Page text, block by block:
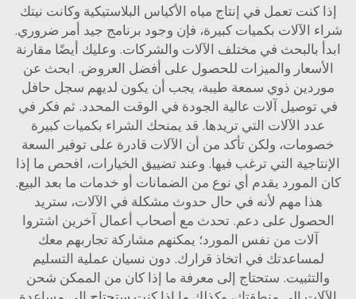
كنت تعمل في إنتاج مياه الأكياس البلاستيكية وكانت نيتك
الآلات بكميات كبيرة، فإن وجود برنامج جيد أمر ضروري.
بالبحث في مختلف الآلات والشركات. وعليك أيضًا مقارنة
والميزات للحصول على أفضل العروض. ابحث عن
ذوي سمعة طيبة، يجب أن يكون لديهم سجل حافل
آلات عالية الجودة في الوقت المحدد. ثم فكر في
الآلات التي تريدها. قد يمنحك الشراء بكميات كبيرة
ولكن تأكد من أن الآلات قادرة على توفير السعة
التي ترغب فيها. وعند تضييق الخيارات، افحص ما إذا
يقدم أي نوع من الضمانات أو خدمات ما بعد البيع.
مهم لأنه في حال حدوث مشكلة في الآلات، ستريد
على دعم. تحدث مع أصحاب أعمال آخرين اشتروا
آلات من نفس المورد؛ يمكنهم مشاركة تجاربهم معك
في اتخاذ قرارك. دون نسيان عملية التسليم
ستحتاج إلى معرفة ما إذا كان من الممكن شحن